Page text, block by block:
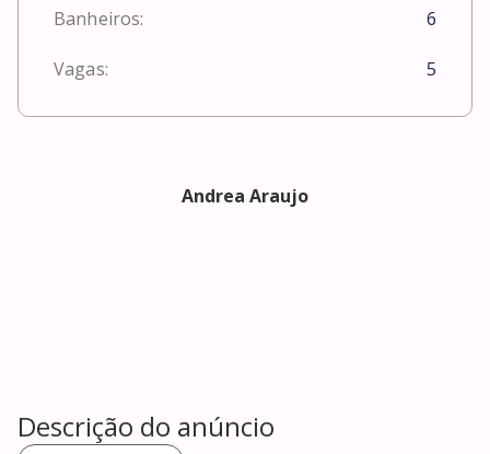
Banheiros: 6
Vagas: 5
Andrea Araujo
Descrição do anúncio